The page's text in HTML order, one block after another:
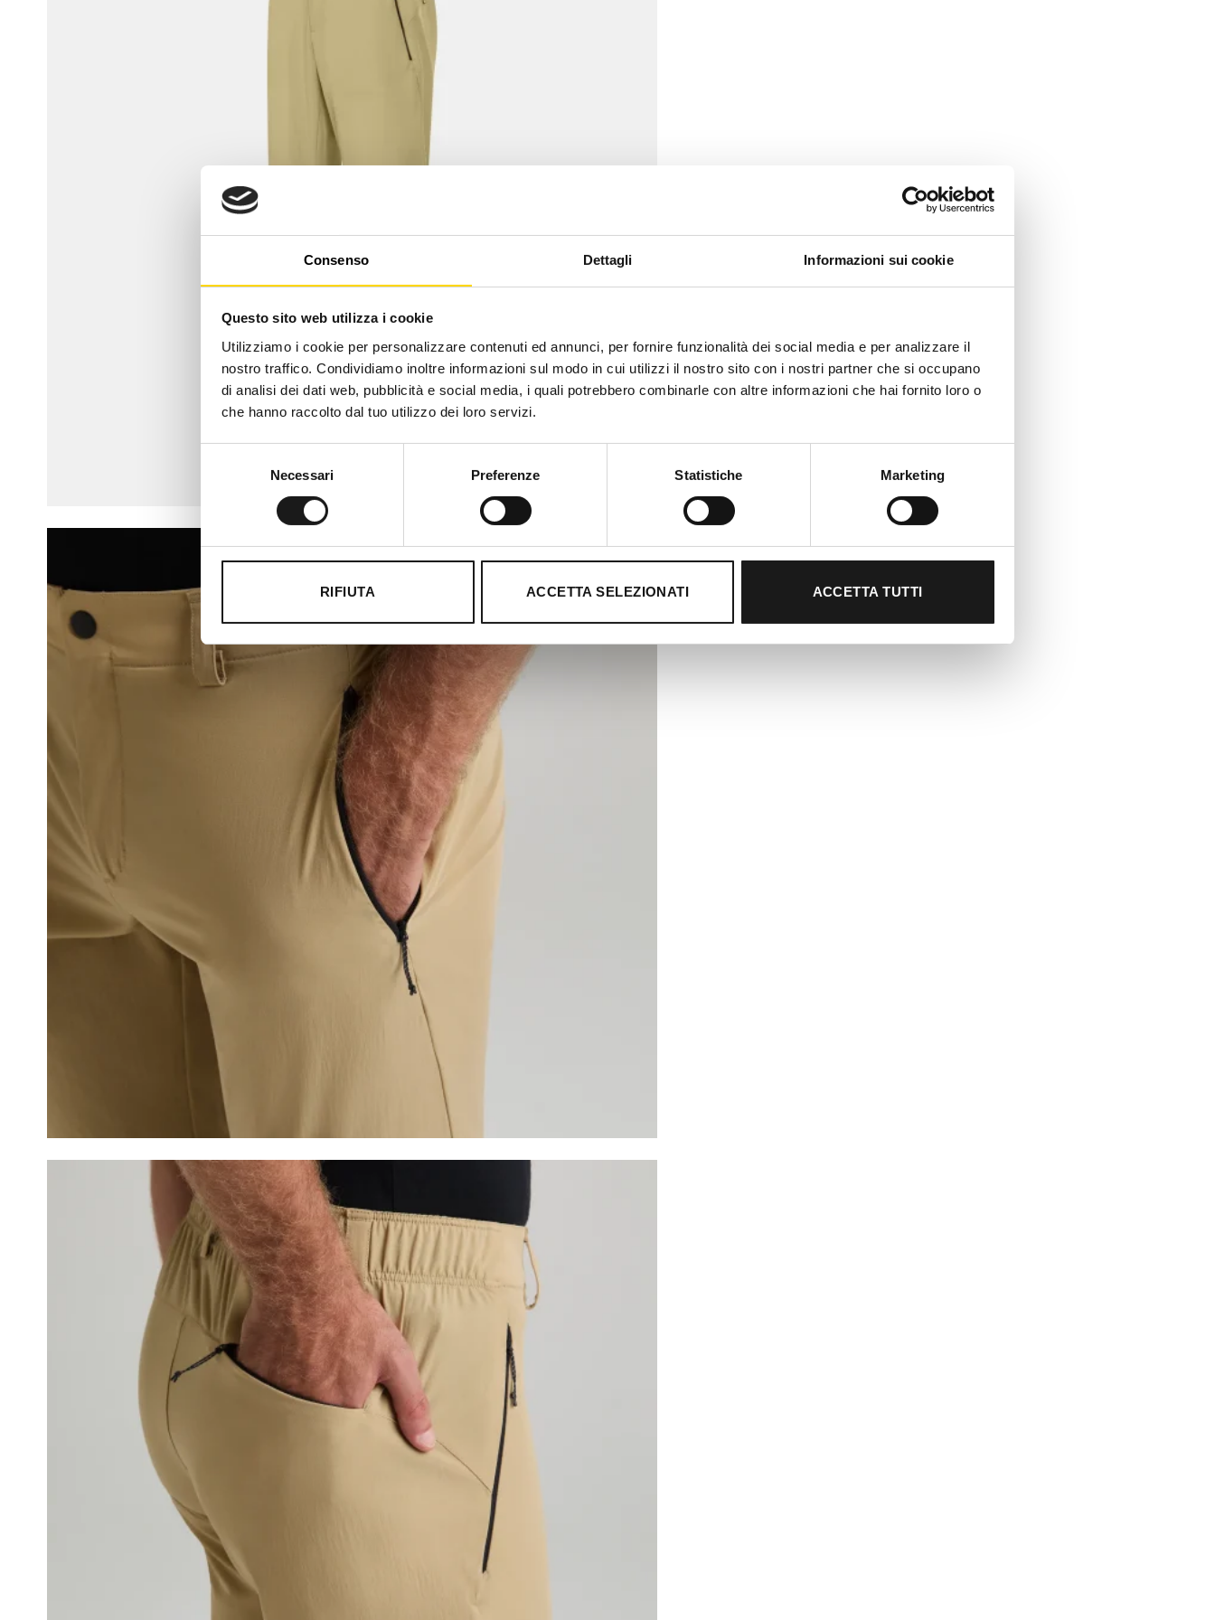
Consenso Dettagli Informazioni sui cookie
Questo sito web utilizza i cookie
Utilizziamo i cookie per personalizzare contenuti ed annunci, per fornire funzionalità dei social media e per analizzare il
nostro traffico. Condividiamo inoltre informazioni sul modo in cui utilizzi il nostro sito con i nostri partner che si occupano
di analisi dei dati web, pubblicità e social media, i quali potrebbero combinarle con altre informazioni che hai fornito loro o
che hanno raccolto dal tuo utilizzo dei loro servizi.
Necessari Preferenze Statistiche Marketing
RIFIUTA ACCETTA SELEZIONATI ACCETTA TUTTI